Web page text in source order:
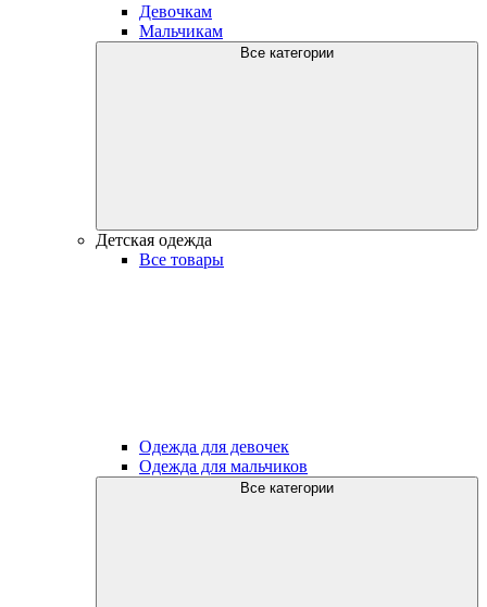
Девочкам
Мальчикам
Все категории
Детская одежда
Все товары
Одежда для девочек
Одежда для мальчиков
Все категории